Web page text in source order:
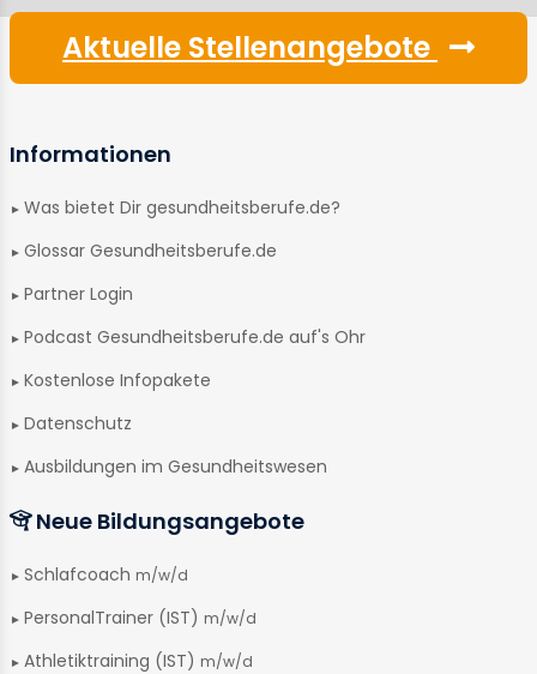
Aktuelle Stellenangebote
Informationen
Was bietet Dir gesundheitsberufe.de?
Glossar Gesundheitsberufe.de
Partner Login
Podcast Gesundheitsberufe.de auf's Ohr
Kostenlose Infopakete
Datenschutz
Ausbildungen im Gesundheitswesen
Neue Bildungsangebote
Schlafcoach m/w/d
PersonalTrainer (IST) m/w/d
Athletiktraining (IST) m/w/d